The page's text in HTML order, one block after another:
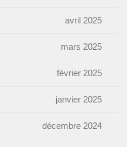
avril 2025
mars 2025
février 2025
janvier 2025
décembre 2024